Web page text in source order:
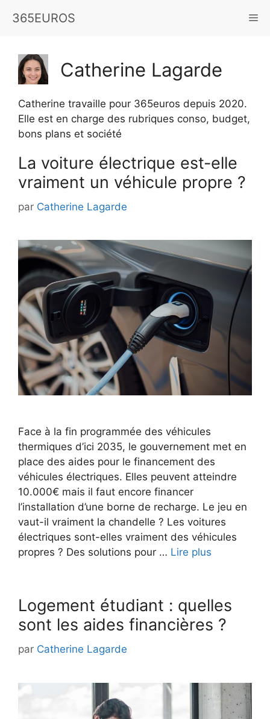
365EUROS
Catherine Lagarde
Catherine travaille pour 365euros depuis 2020.
Elle est en charge des rubriques conso, budget,
bons plans et société
La voiture électrique est-elle
vraiment un véhicule propre ?
par Catherine Lagarde
Face à la fin programmée des véhicules
thermiques d’ici 2035, le gouvernement met en
place des aides pour le financement des
véhicules électriques. Elles peuvent atteindre
10.000€ mais il faut encore financer
l’installation d’une borne de recharge. Le jeu en
vaut-il vraiment la chandelle ? Les voitures
électriques sont-elles vraiment des véhicules
propres ? Des solutions pour … Lire plus
Logement étudiant : quelles
sont les aides financières ?
par Catherine Lagarde